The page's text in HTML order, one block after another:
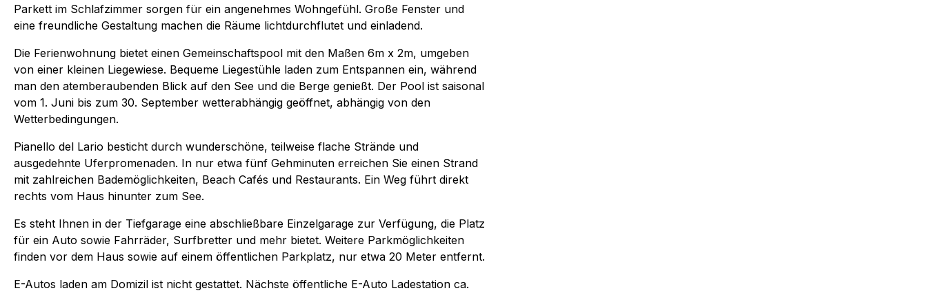
Parkett im Schlafzimmer sorgen für ein angenehmes Wohngefühl. Große Fenster und
eine freundliche Gestaltung machen die Räume lichtdurchflutet und einladend.
Die Ferienwohnung bietet einen Gemeinschaftspool mit den Maßen 6m x 2m, umgeben
von einer kleinen Liegewiese. Bequeme Liegestühle laden zum Entspannen ein, während
man den atemberaubenden Blick auf den See und die Berge genießt. Der Pool ist saisonal
vom 1. Juni bis zum 30. September wetterabhängig geöffnet, abhängig von den
Wetterbedingungen.
Pianello del Lario besticht durch wunderschöne, teilweise flache Strände und
ausgedehnte Uferpromenaden. In nur etwa fünf Gehminuten erreichen Sie einen Strand
mit zahlreichen Bademöglichkeiten, Beach Cafés und Restaurants. Ein Weg führt direkt
rechts vom Haus hinunter zum See.
Es steht Ihnen in der Tiefgarage eine abschließbare Einzelgarage zur Verfügung, die Platz
für ein Auto sowie Fahrräder, Surfbretter und mehr bietet. Weitere Parkmöglichkeiten
finden vor dem Haus sowie auf einem öffentlichen Parkplatz, nur etwa 20 Meter entfernt.
E-Autos laden am Domizil ist nicht gestattet. Nächste öffentliche E-Auto Ladestation ca.